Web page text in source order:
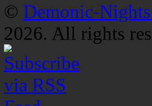
© Demonic-
2026. All rights